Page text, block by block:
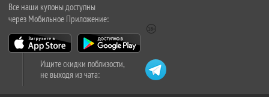
Все наши купоны доступны
через Мобильное Приложение:
Ищите скидки поблизости,
не выходя из чата: